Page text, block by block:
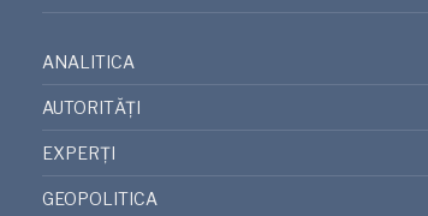
ANALITICA
AUTORITĂȚI
EXPERȚI
GEOPOLITICA